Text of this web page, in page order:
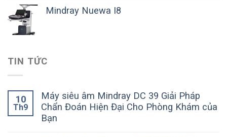
Mindray Nuewa I8
TIN TỨC
10
Th9
Máy siêu âm Mindray DC 39 Giải Pháp
Chẩn Đoán Hiện Đại Cho Phòng Khám của
Bạn